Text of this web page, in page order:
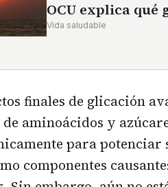
OCU explica qué
Vida saludable
finales de glicación
de aminoácidos y
para potenciar
componentes